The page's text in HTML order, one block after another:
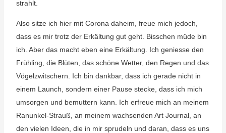
strahlt.
Also sitze ich hier mit Corona daheim, freue mich jedoch,
dass es mir trotz der Erkältung gut geht. Bisschen müde bin
ich. Aber das macht eben eine Erkältung. Ich geniesse den
Frühling, die Blüten, das schöne Wetter, den Regen und das
Vögelzwitschern. Ich bin dankbar, dass ich gerade nicht in
einem Launch, sondern einer Pause stecke, dass ich mich
umsorgen und bemuttern kann. Ich erfreue mich an meinem
Ranunkel-Strauß, an meinem wachsenden Art Journal, an
den vielen Ideen, die in mir sprudeln und daran, dass es uns